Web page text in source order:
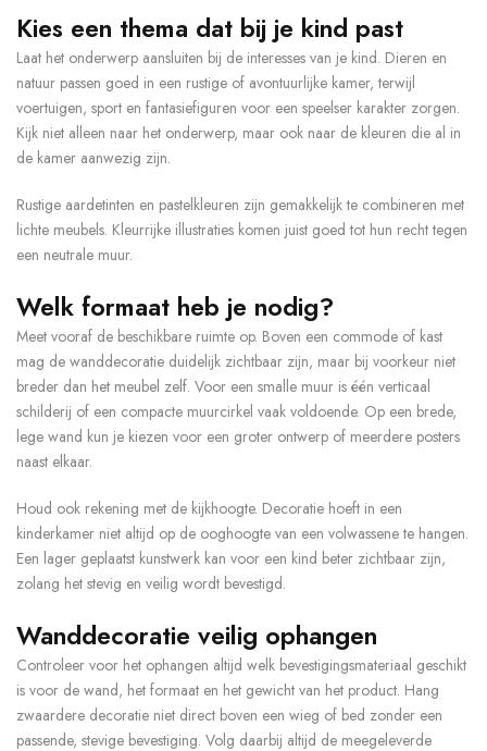
Kies een thema dat bij je kind past
Laat het onderwerp aansluiten bij de interesses van je kind. Dieren en
natuur passen goed in een rustige of avontuurlijke kamer, terwijl
voertuigen, sport en fantasiefiguren voor een speelser karakter zorgen.
Kijk niet alleen naar het onderwerp, maar ook naar de kleuren die al in
de kamer aanwezig zijn.
Rustige aardetinten en pastelkleuren zijn gemakkelijk te combineren met
lichte meubels. Kleurrijke illustraties komen juist goed tot hun recht tegen
een neutrale muur.
Welk formaat heb je nodig?
Meet vooraf de beschikbare ruimte op. Boven een commode of kast
mag de wanddecoratie duidelijk zichtbaar zijn, maar bij voorkeur niet
breder dan het meubel zelf. Voor een smalle muur is één verticaal
schilderij of een compacte muurcirkel vaak voldoende. Op een brede,
lege wand kun je kiezen voor een groter ontwerp of meerdere posters
naast elkaar.
Houd ook rekening met de kijkhoogte. Decoratie hoeft in een
kinderkamer niet altijd op de ooghoogte van een volwassene te hangen.
Een lager geplaatst kunstwerk kan voor een kind beter zichtbaar zijn,
zolang het stevig en veilig wordt bevestigd.
Wanddecoratie veilig ophangen
Controleer voor het ophangen altijd welk bevestigingsmateriaal geschikt
is voor de wand, het formaat en het gewicht van het product. Hang
zwaardere decoratie niet direct boven een wieg of bed zonder een
passende, stevige bevestiging. Volg daarbij altijd de meegeleverde